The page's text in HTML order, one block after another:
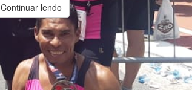
Continuar lendo